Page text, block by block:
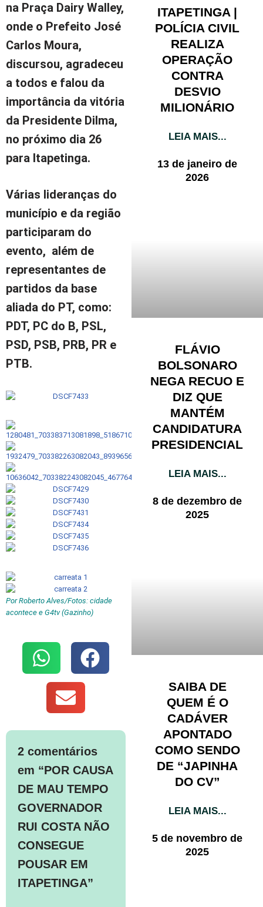
na Praça Dairy Walley,
onde o Prefeito José
Carlos Moura,
discursou, agradeceu
a todos e falou da
importância da vitória
da Presidente Dilma,
no próximo dia 26
para Itapetinga.
Várias lideranças do
município e da região
participaram do
evento, além de
representantes de
partidos da base
aliada do PT, como:
PDT, PC do B, PSL,
PSD, PSB, PRB, PR e
PTB.
Por Roberto Alves/Fotos: cidade
acontece e G4tv (Gazinho)
2 comentários
em “POR CAUSA
DE MAU TEMPO
GOVERNADOR
RUI COSTA NÃO
CONSEGUE
POUSAR EM
ITAPETINGA”
ITAPETINGA |
POLÍCIA CIVIL
REALIZA
OPERAÇÃO
CONTRA
DESVIO
MILIONÁRIO
LEIA MAIS...
13 de janeiro de
2026
FLÁVIO
BOLSONARO
NEGA RECUO E
DIZ QUE
MANTÉM
CANDIDATURA
PRESIDENCIAL
LEIA MAIS...
8 de dezembro de
2025
SAIBA DE
QUEM É O
CADÁVER
APONTADO
COMO SENDO
DE “JAPINHA
DO CV”
LEIA MAIS...
5 de novembro de
2025